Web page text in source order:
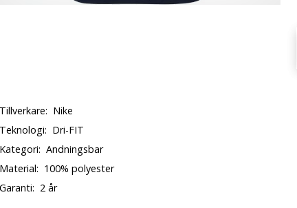
Tillverkare: Nike
Teknologi: Dri-FIT
Kategori: Andningsbar
Material: 100% polyester
Garanti: 2 år